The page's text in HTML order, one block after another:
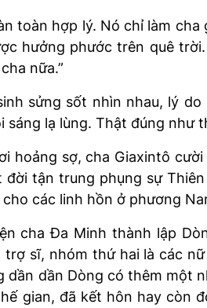
toàn hợp lý. Nó chỉ làm
hưởng phước trên quê
nữa.”
sửng sốt nhìn nhau, lý
lạ lùng. Thật đúng
hoảng sợ, cha Giaxintô
tận trung phụng sự
các linh hồn ở phương
cha Đa Minh thành lập
sĩ, nhóm thứ hai là các
dần dần Dòng có thêm một
gian, đã kết hôn hay còn